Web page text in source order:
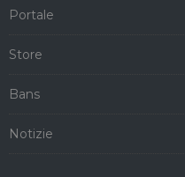
Portale
Store
Bans
Notizie